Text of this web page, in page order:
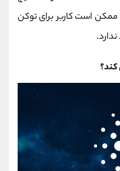
است کاربر برای توکن